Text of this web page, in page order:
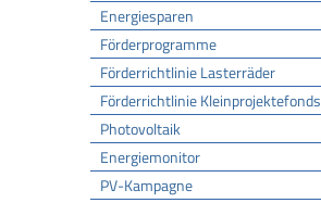
Energiesparen
Förderprogramme
Förderrichtlinie Lasterräder
Förderrichtlinie Kleinprojektefonds
Photovoltaik
Energiemonitor
PV-Kampagne